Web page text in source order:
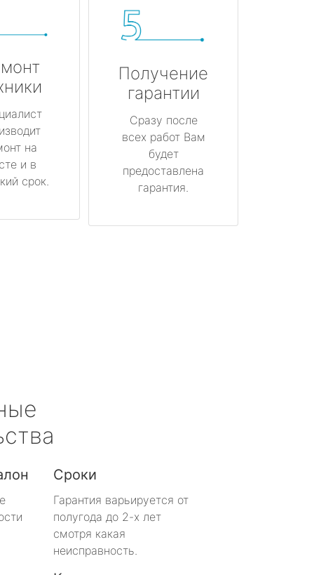
на
и в
срок.
Получение
гарантии
Сразу после
всех работ Вам
будет
предоставлена
гарантия.
Сроки
Гарантия варьируется от
полугода до 2-х лет
смотря какая
неисправность.